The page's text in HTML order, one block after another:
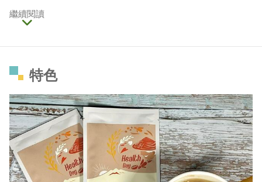
繼續閱讀
特色